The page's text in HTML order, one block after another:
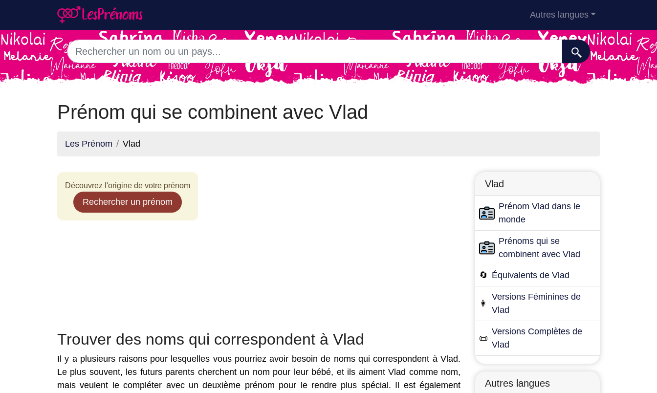
Autres langues
Prénom qui se combinent avec Vlad
Les Prénom Vlad
Découvrez l'origine de votre prénom
Rechercher un prénom
Trouver des noms qui correspondent à Vlad
Il y a plusieurs raisons pour lesquelles vous pourriez avoir besoin de noms qui correspondent à Vlad.
Le plus souvent, les futurs parents cherchent un nom pour leur bébé, et ils aiment Vlad comme nom,
mais veulent le compléter avec un deuxième prénom pour le rendre plus spécial. Il est également
Vlad
Prénom Vlad dans le
monde
Prénoms qui se
combinent avec Vlad
🔄 Équivalents de Vlad
👩
Versions Féminines de
Vlad
📜
Versions Complètes de
Vlad
Autres langues